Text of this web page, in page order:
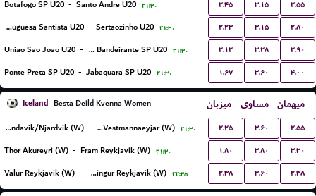
Botafogo SP U20 - Santo Andre U20 ۲۱:۳۰ ۲.۴۵ ۳.۱۵ ۲.۵۵
Portuguesa Santista U20 - Sertaozinho U20 ۲۱:۳۰ ۲.۲۳ ۳.۱۵ ۲.۸۰
Uniao Sao Joao U20 - CA Bandeirante SP U20 ۲۱:۳۰ ۲.۱۲ ۳.۲۸ ۲.۹۰
Ponte Preta SP U20 - Jabaquara SP U20 ۲۱:۳۰ ۱.۶۷ ۳.۶۰ ۴.۰۰
Iceland Besta Deild Kvenna Women میزبان مساوی میهمان
Grindavik/Njardvik (W) - IBV Vestmannaeyjar (W) ۲۱:۳۰ ۲.۲۵ ۳.۶۰ ۲.۵۵
Thor Akureyri (W) - Fram Reykjavik (W) ۲۱:۳۰ ۱.۸۰ ۳.۸۰ ۳.۳۰
Valur Reykjavik (W) - Vikingur Reykjavik (W) ۲۲:۴۵ ۲.۳۸ ۳.۶۰ ۲.۳۸